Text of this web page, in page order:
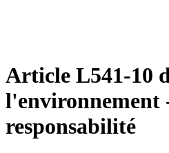
Article L541-10
l'environnement
responsabilité